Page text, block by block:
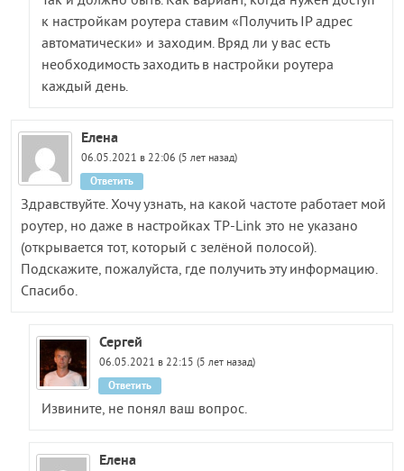
к настройкам роутера ставим «Получить IP адрес
автоматически» и заходим. Вряд ли у вас есть
необходимость заходить в настройки роутера
каждый день.
Елена
06.05.2021 в 22:06 (5 лет назад)
Здравствуйте. Хочу узнать, на какой частоте работает мой
роутер, но даже в настройках TP-Link это не указано
(открывается тот, который с зелёной полосой).
Подскажите, пожалуйста, где получить эту информацию.
Спасибо.
Ответить
Сергей
06.05.2021 в 22:15 (5 лет назад)
Извините, не понял ваш вопрос.
Ответить
Елена